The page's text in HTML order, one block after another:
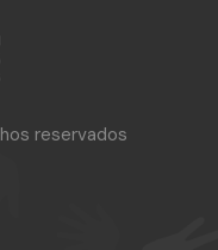
reservados